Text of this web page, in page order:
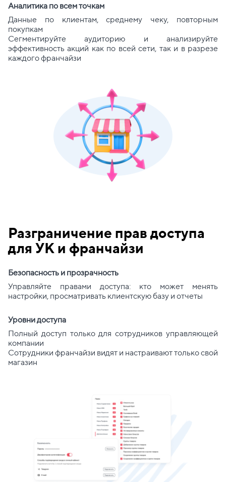
Аналитика по всем точкам
Данные по клиентам, среднему чеку, повторным
покупкам
Сегментируйте аудиторию и анализируйте
эффективность акций как по всей сети, так и в разрезе
каждого франчайзи
Разграничение прав доступа
для УК и франчайзи
Безопасность и прозрачность
Управляйте правами доступа: кто может менять
настройки, просматривать клиентскую базу и отчеты
Уровни доступа
Полный доступ только для сотрудников управляющей
компании
Сотрудники франчайзи видят и настраивают только свой
магазин